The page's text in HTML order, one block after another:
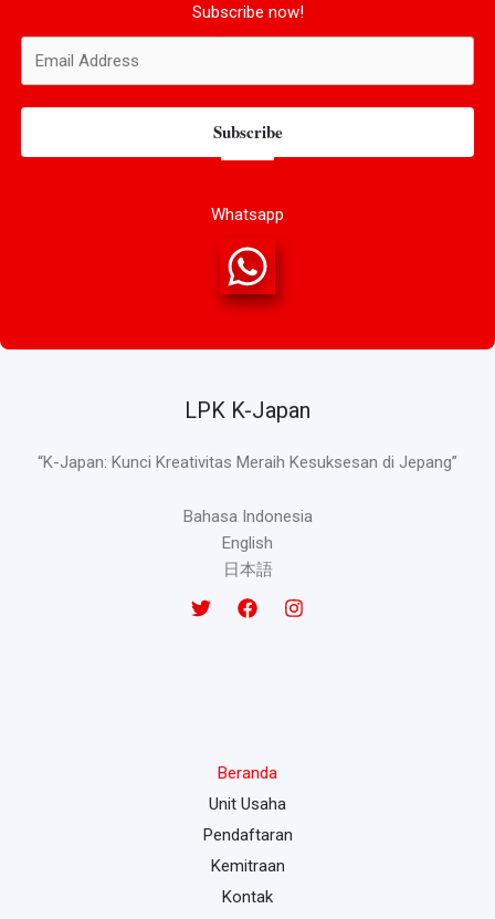
Subscribe now!
Subscribe
Whatsapp
LPK K-Japan
“K-Japan: Kunci Kreativitas Meraih Kesuksesan di Jepang”
Bahasa Indonesia
English
日本語
Beranda
Unit Usaha
Pendaftaran
Kemitraan
Kontak